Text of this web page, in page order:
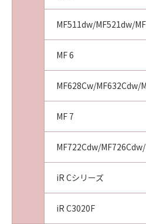
した場合、速やかに、「
びその複製物のすべてを廃
(5) 上記にかかわらず、本
から第7条まで、第8条第
定は、本契約書の終了後
９．U.S. GOVERNMENT
NOTICE
“米国政府エンドユーザー
関また団体を意味します
府エンドユーザーである場
item," as that term is
2.101 (Oct 1995),
MF511dw/MF521dw/
MF 6
MF628Cw/MF632Cdw/
MF 7
MF722Cdw/
iR Cシリーズ
iR C3020F